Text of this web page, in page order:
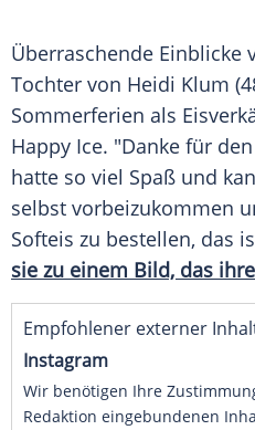
Überraschende Einblicke
Tochter von Heidi Klum
Sommerferien als
Happy Ice. "Danke für
hatte so viel Spaß und
selbst vorbeizukommen
Softeis zu bestellen, das
sie zu einem Bild, das ihre
Empfohlener externer
Instagram
Wir benötigen Ihre
Redaktion eingebundenen